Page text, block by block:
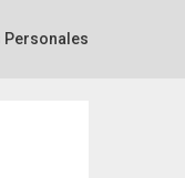
Personales